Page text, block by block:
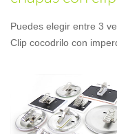
Puedes elegir entre 3
Clip cocodrilo con